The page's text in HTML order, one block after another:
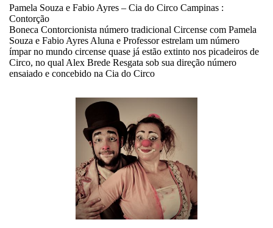
Pamela Souza e Fabio Ayres – Cia do Circo Campinas :
Contorção
Boneca Contorcionista número tradicional Circense com Pamela
Souza e Fabio Ayres Aluna e Professor estrelam um número
ímpar no mundo circense quase já estão extinto nos picadeiros de
Circo, no qual Alex Brede Resgata sob sua direção número
ensaiado e concebido na Cia do Circo